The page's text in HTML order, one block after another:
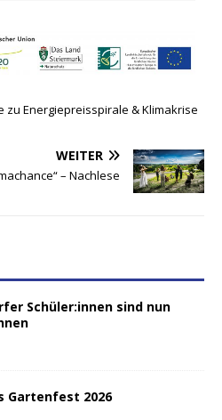
zu Energiepreisspirale & Klimakrise
WEITER
– Nachlese
Schüler:innen sind nun
Gartenfest 2026